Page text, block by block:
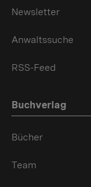
Newsletter
Anwaltssuche
RSS-Feed
Buchverlag
Bücher
Team